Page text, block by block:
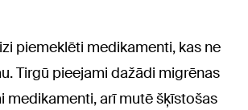
piemeklēti medikamenti, kas ne
Tirgū pieejami dažādi migrēnas
medikamenti, arī mutē šķīstošas